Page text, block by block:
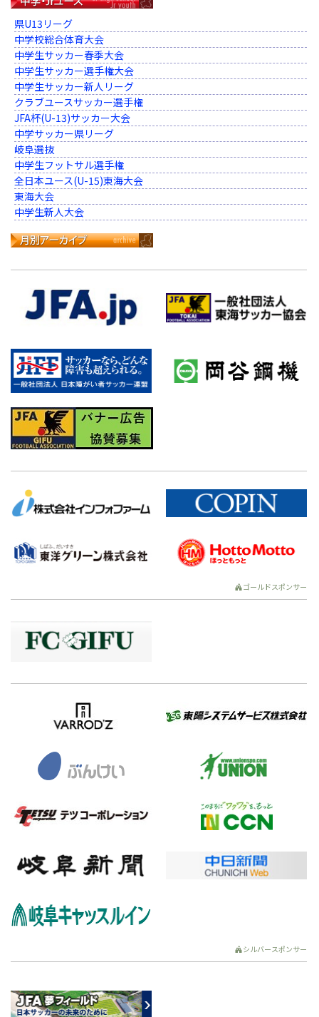
県U13リーグ
中学校総合体育大会
中学生サッカー春季大会
中学生サッカー選手権大会
中学生サッカー新人リーグ
クラブユースサッカー選手権
JFA杯(U-13)サッカー大会
中学サッカー県リーグ
岐阜選抜
中学生フットサル選手権
全日本ユース(U-15)東海大会
東海大会
中学生新人大会
ゴールドスポンサー
シルバースポンサー